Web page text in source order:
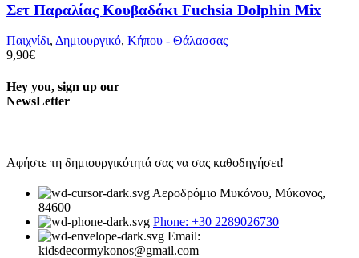
Σετ Παραλίας Κουβαδάκι Fuchsia Dolphin Mix
Παιχνίδι, Δημιουργικό, Κήπου - Θάλασσας
9,90€
Hey you, sign up our
NewsLetter
Αφήστε τη δημιουργικότητά σας να σας καθοδηγήσει!
Αεροδρόμιο Μυκόνου, Μύκονος,
84600
Phone: +30 2289026730
Email:
kidsdecormykonos@gmail.com